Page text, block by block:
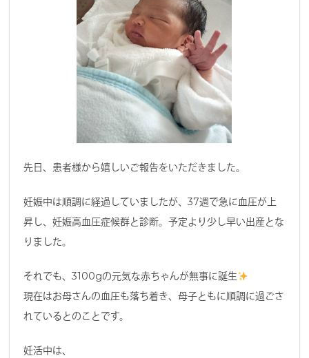
先日、患者様から嬉しいご報告をいただきました。
妊娠中は順調に経過していましたが、37週で急に血圧が上
昇し、妊娠高血圧症候群と診断。予定より少し早い出産とな
りました。
それでも、3100gの元気な赤ちゃんが無事に誕生
現在はお母さんの血圧も落ち着き、母子ともに順調に過ごさ
れているとのことです。
妊活中は、